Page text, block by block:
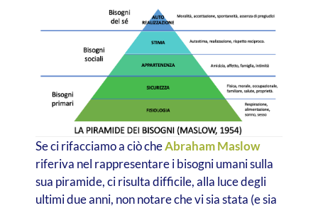
Se ci rifacciamo a ciò cheAbraham Maslow
riferiva nel rappresentare i bisogni umani sulla
sua piramide, ci risulta difficile, alla luce degli
ultimi due anni, non notare che vi sia stata (e sia